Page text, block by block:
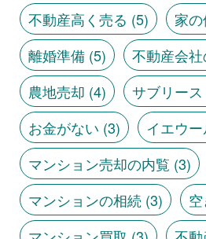
不動産高く売る (5) 家
離婚準備(5) 不動産会
農地売却 (4) サブリース
お金がない (3) イエウ
マンション売却の内覧 (3)
マンションの相続(3)